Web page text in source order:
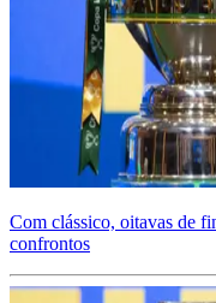
Com clássico, oitavas de
confrontos